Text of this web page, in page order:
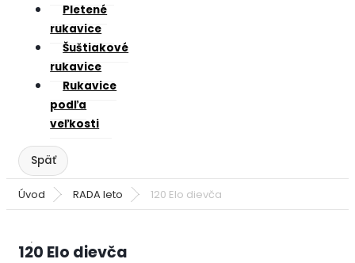
Pletené
rukavice
Šuštiakové
rukavice
Rukavice
podľa
veľkosti
Úvod RADA leto 120 Elo dievča
120 Elo dievča